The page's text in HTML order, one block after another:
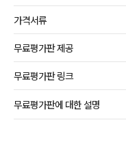
가격서류
무료평가판 제공
무료평가판 링크
무료평가판에 대한 설명